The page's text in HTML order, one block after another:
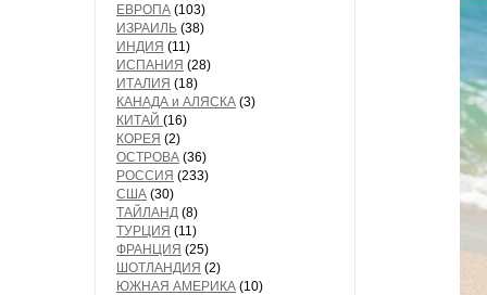
ЕВРОПА (103)
ИЗРАИЛЬ (38)
ИНДИЯ (11)
ИСПАНИЯ (28)
ИТАЛИЯ (18)
КАНАДА и АЛЯСКА (3)
КИТАЙ (16)
КОРЕЯ (2)
ОСТРОВА (36)
РОССИЯ (233)
США (30)
ТАЙЛАНД (8)
ТУРЦИЯ (11)
ФРАНЦИЯ (25)
ШОТЛАНДИЯ (2)
ЮЖНАЯ АМЕРИКА (10)